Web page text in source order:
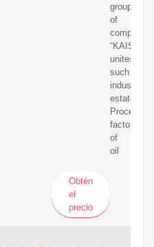
group
of
companies
“KAISSA”,
unites
such
industrial
estates:
Processing
factory
of
oil
Obtén
el
precio